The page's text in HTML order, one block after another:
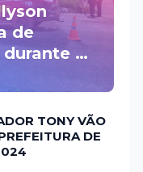
de
a
em
TONY VÃO
DE